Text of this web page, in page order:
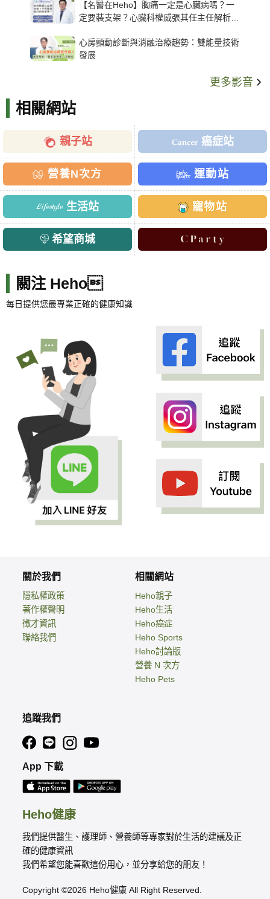
【名醫在Heho】胸痛一定是心臟病嗎？一
定要裝支架？心臟科權威張其任主任解析支
心房顫動診斷與消融治療趨勢：雙能量技術
發展
更多影音
相關網站
親子站 癌症站
營養N次方 運動站
生活站 寵物站
希望商城
關注 Heho
每日提供您最專業正確的健康知識
Heho健康
我們提供醫生、護理師、營養師等專家對於生活的建議及正
確的健康資訊
我們希望您能喜歡這份用心，並分享給您的朋友！
Copyright ©2026 Heho健康 All Right Reserved.
關於我們
隱私權政策
著作權聲明
徵才資訊
聯絡我們
相關網站
Heho親子
Heho生活
Heho癌症
Heho Sports
Heho討論版
營養 N 次方
Heho Pets
追蹤我們
App 下載